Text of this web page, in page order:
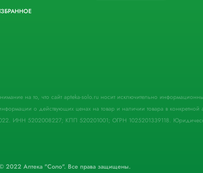
на то, что сайт apteka-solo.ru носит исключительно
о действующих ценах на товар и наличии товара в конкретной
ИНН 5202008227; КПП 520201001; ОГРН 1025201339118.
2022 Аптека "Соло". Все права защищены.